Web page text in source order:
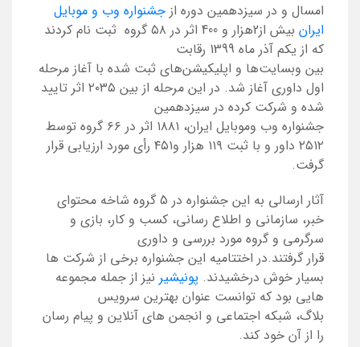
امسال و در سیزدهمین دوره از جشنواره وب و موبایل
ایران
بیش از2هزار و 400 اثر در ۵۸ گروه ثبت نام کردند
که از یکم آذر ماه 1399 رقابت
بین وبسایت‌ها و اپلیکیشن‌های ثبت شده با آغاز مرحله
اول داوری آغاز ‌شد. در این مرحله از بین ۲۰۳۵ اثر تایید
شده و شرکت کرده در سیزدهمین
جشنواره وب وموبایل ایران، ۱۸۸۱ اثر در ۶۶ گروه توسط
۲۵۱۲ داور و با ثبت ۱۱۹ هزار و۴۵۱ رأی مورد ارزیابی قرار
گرفت.
آثار ارسالی به این جشنواره در 5 گروه شاخه محتوای
خبر، سازمانی و اطلاع رسانی، کسب و کار، بازی و
سرگرمی و گروه مورد بررسی و داوری
قرار گرفتند.در اختتامیه این جشنواره برخی از شرکت ها
بسیار خوش درخشیدند. پونیشیر نیز از جمله مجموعه
هایی بود که توانست عنوان بهترین سرویس
بلاگ، شبکه اجتماعی و انجمن های آنلاین و پیام رسان
را از آن خود کند.